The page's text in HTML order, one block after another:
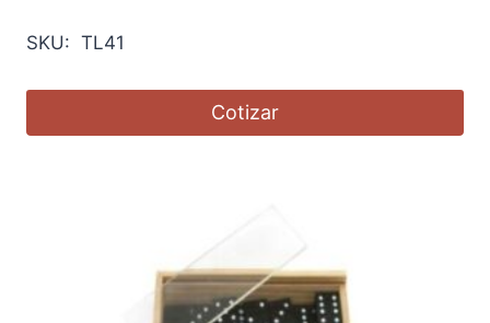
SKU: TL41
Cotizar